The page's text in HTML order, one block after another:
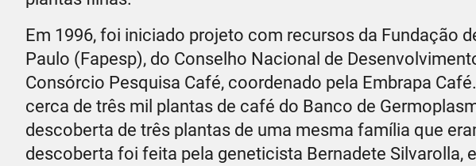
Em 1996, foi iniciado projeto com recursos da Fundação
Paulo (Fapesp), do Conselho Nacional de
Consórcio Pesquisa Café, coordenado pela Embrapa
cerca de três mil plantas de café do Banco de
descoberta de três plantas de uma mesma família que
descoberta foi feita pela geneticista Bernadete Silvarolla,